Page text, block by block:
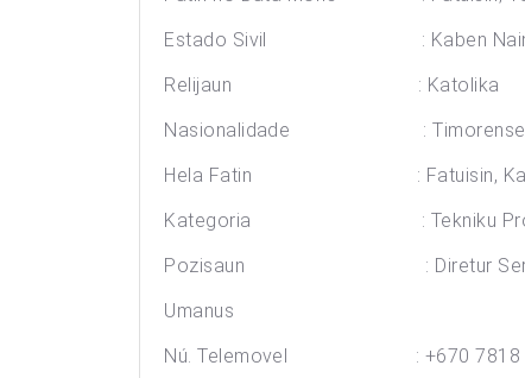
Estado Sivil : Kaben
Relijaun : Katolika
Nasionalidade : Timorense
Hela Fatin : Fatuisin,
Kategoria : Tekniku
Pozisaun : Diretur Servisu
Umanus
Nú. Telemovel : +670 7818